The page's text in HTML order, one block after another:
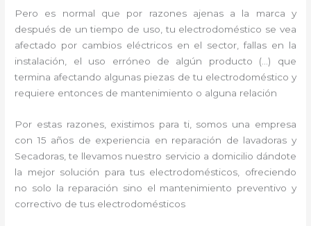
Pero es normal que por razones ajenas a la marca y
después de un tiempo de uso, tu electrodoméstico se vea
afectado por cambios eléctricos en el sector, fallas en la
instalación, el uso erróneo de algún producto (…) que
termina afectando algunas piezas de tu electrodoméstico y
requiere entonces de mantenimiento o alguna relación
Por estas razones, existimos para ti, somos una empresa
con 15 años de experiencia en reparación de lavadoras y
Secadoras, te llevamos nuestro servicio a domicilio dándote
la mejor solución para tus electrodomésticos, ofreciendo
no solo la reparación sino el mantenimiento preventivo y
correctivo de tus electrodomésticos